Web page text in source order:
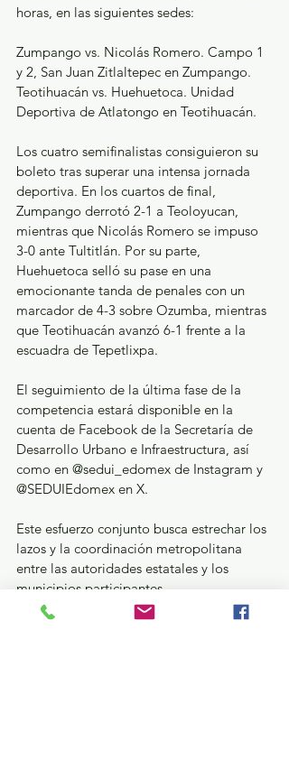
horas, en las siguientes sedes:
Zumpango vs. Nicolás Romero. Campo 1
y 2, San Juan Zitlaltepec en Zumpango.
Teotihuacán vs. Huehuetoca. Unidad
Deportiva de Atlatongo en Teotihuacán.
Los cuatro semifinalistas consiguieron su
boleto tras superar una intensa jornada
deportiva. En los cuartos de final,
Zumpango derrotó 2-1 a Teoloyucan,
mientras que Nicolás Romero se impuso
3-0 ante Tultitlán. Por su parte,
Huehuetoca selló su pase en una
emocionante tanda de penales con un
marcador de 4-3 sobre Ozumba, mientras
que Teotihuacán avanzó 6-1 frente a la
escuadra de Tepetlixpa.
El seguimiento de la última fase de la
competencia estará disponible en la
cuenta de Facebook de la Secretaría de
Desarrollo Urbano e Infraestructura, así
como en @sedui_edomex de Instagram y
@SEDUIEdomex en X.
Este esfuerzo conjunto busca estrechar los
lazos y la coordinación metropolitana
entre las autoridades estatales y los
municipios participantes.
Deportes